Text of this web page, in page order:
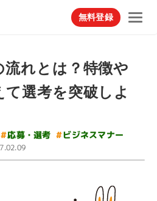
無料登録
れとは？特徴や
選考を突破しよ
#応募・選考 #ビジネスマナー